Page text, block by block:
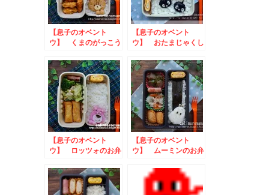
【息子のオベント
ウ】 くまのがっこう
【息子のオベント
ウ】 おたまじゃくし
【息子のオベント
ウ】 ロッツォのお弁
【息子のオベント
ウ】 ムーミンのお弁